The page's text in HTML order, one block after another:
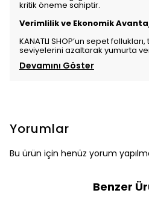
kritik öneme sahiptir.
Verimlilik ve Ekonomik
KANATLI SHOP’un sepet
seviyelerini azaltarak yumurta
Devamını Göster
Yorumlar
Bu ürün için henüz yorum
Benzer